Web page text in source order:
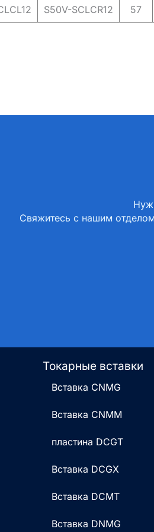
S50V-SCLCR12 57
Свяжитесь с нашим
Токарные вставки
Вставка CNMG
Вставка CNMM
пластина DCGT
Вставка DCGX
Вставка DCMT
Вставка DNMG